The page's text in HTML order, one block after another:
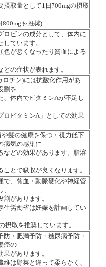
摂取量として1日700mgの摂取
800mgを推奨)
ロビンの成分として、体内に
ています。
色が悪くなったり貧血による
の症状が表れます。
ロチン)には抗酸化作用があ
割を
、体内でビタミンAが不足し
ロビタミンA」としての効果
髪の健康を保つ・視力低下
病気の感染に
などの効果があります。脂溶
とで吸収が良くなります。
で、貧血・動脈硬化や神経管
があります。
生労働省は妊娠を計画してい
摂取を推奨しています。
防・肥満予防・糖尿病予防・
癌の
があります。
は野菜と違って柔らかく、